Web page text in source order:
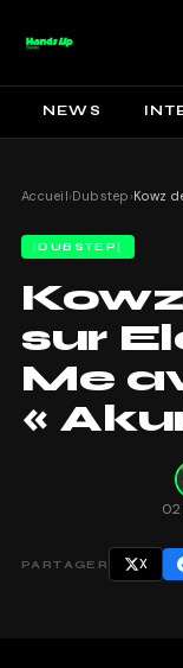
NEWS
Accueil›Dubstep ›Kowz
DUBSTEP
sur
Me
«
02
PARTAGER X